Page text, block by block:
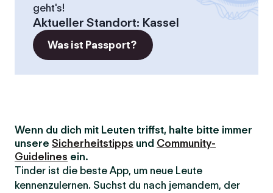
geht's!
Aktueller Standort: Kassel
Was ist Passport?
Wenn du dich mit Leuten triffst, halte bitte immer
unsere Sicherheitstipps und Community-
Guidelines ein.
Tinder ist die beste App, um neue Leute
kennenzulernen. Suchst du nach jemandem, der